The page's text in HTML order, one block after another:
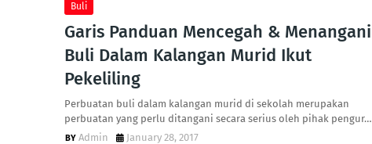
Buli
Garis Panduan Mencegah & Menangani
Buli Dalam Kalangan Murid Ikut
Pekeliling
Perbuatan buli dalam kalangan murid di sekolah merupakan
perbuatan yang perlu ditangani secara serius oleh pihak pengur…
Admin
January 28, 2017